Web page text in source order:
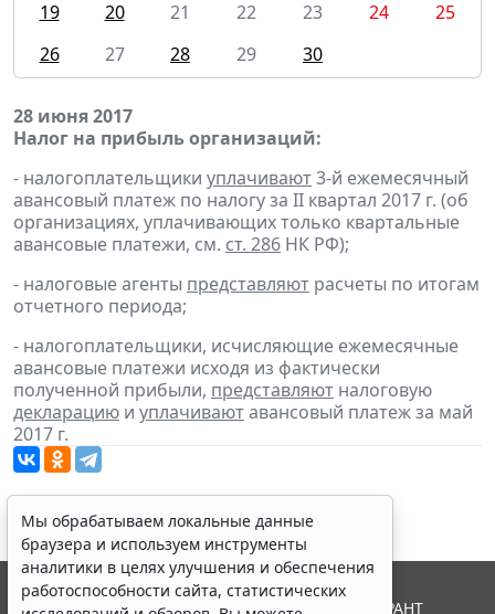
19
20 21 22 23 24
25
26
27 28 29 30
28 июня 2017
Налог на прибыль организаций:
- налогоплательщики уплачивают3-й ежемесячный
авансовый платеж по налогу за II квартал 2017 г. (об
организациях, уплачивающих только квартальные
авансовые платежи, см. ст. 286 НК РФ);
- налоговые агенты представляют расчеты по итогам
отчетного периода;
- налогоплательщики, исчисляющие ежемесячные
авансовые платежи исходя из фактически
полученной прибыли, представляют налоговую
декларацию и уплачиваютавансовый платеж за май
2017 г.
Мы обрабатываем локальные данные
браузера и используем инструменты
аналитики в целях улучшения и обеспечения
работоспособности сайта, статистических
© ООО "НПП "ГАРАНТ-СЕРВИС", 2026. Система ГАРАНТ